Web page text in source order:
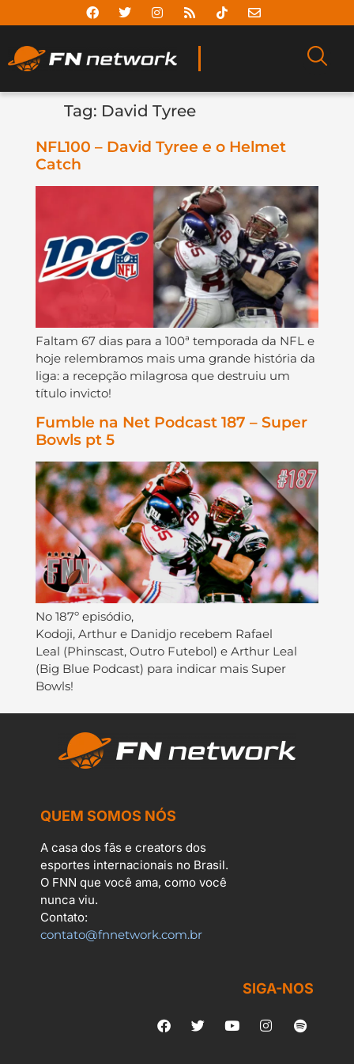
Tag: David Tyree
NFL100 – David Tyree e o Helmet
Catch
Faltam 67 dias para a 100ª temporada da NFL e
hoje relembramos mais uma grande história da
liga: a recepção milagrosa que destruiu um
título invicto!
Fumble na Net Podcast 187 – Super
Bowls pt 5
No 187º episódio,
Kodoji, Arthur e Danidjo recebem Rafael
Leal (Phinscast, Outro Futebol) e Arthur Leal
(Big Blue Podcast) para indicar mais Super
Bowls!
QUEM SOMOS NÓS
A casa dos fãs e creators dos
esportes internacionais no Brasil.
O FNN que você ama, como você
nunca viu.
Contato:
contato@fnnetwork.com.br
SIGA-NOS